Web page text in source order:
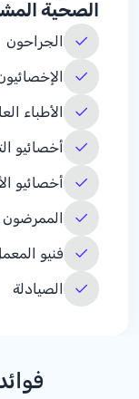
الصحية
الجراحون
الأطباء
أخصائيو
أخصائيو
فنيو
الصيادلة